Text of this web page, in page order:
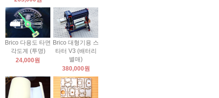
Brico 다용도 타면
각도계 (투명)
24,000원
Brico 대형기용 스
타터 V3 (배터리
별매)
380,000원